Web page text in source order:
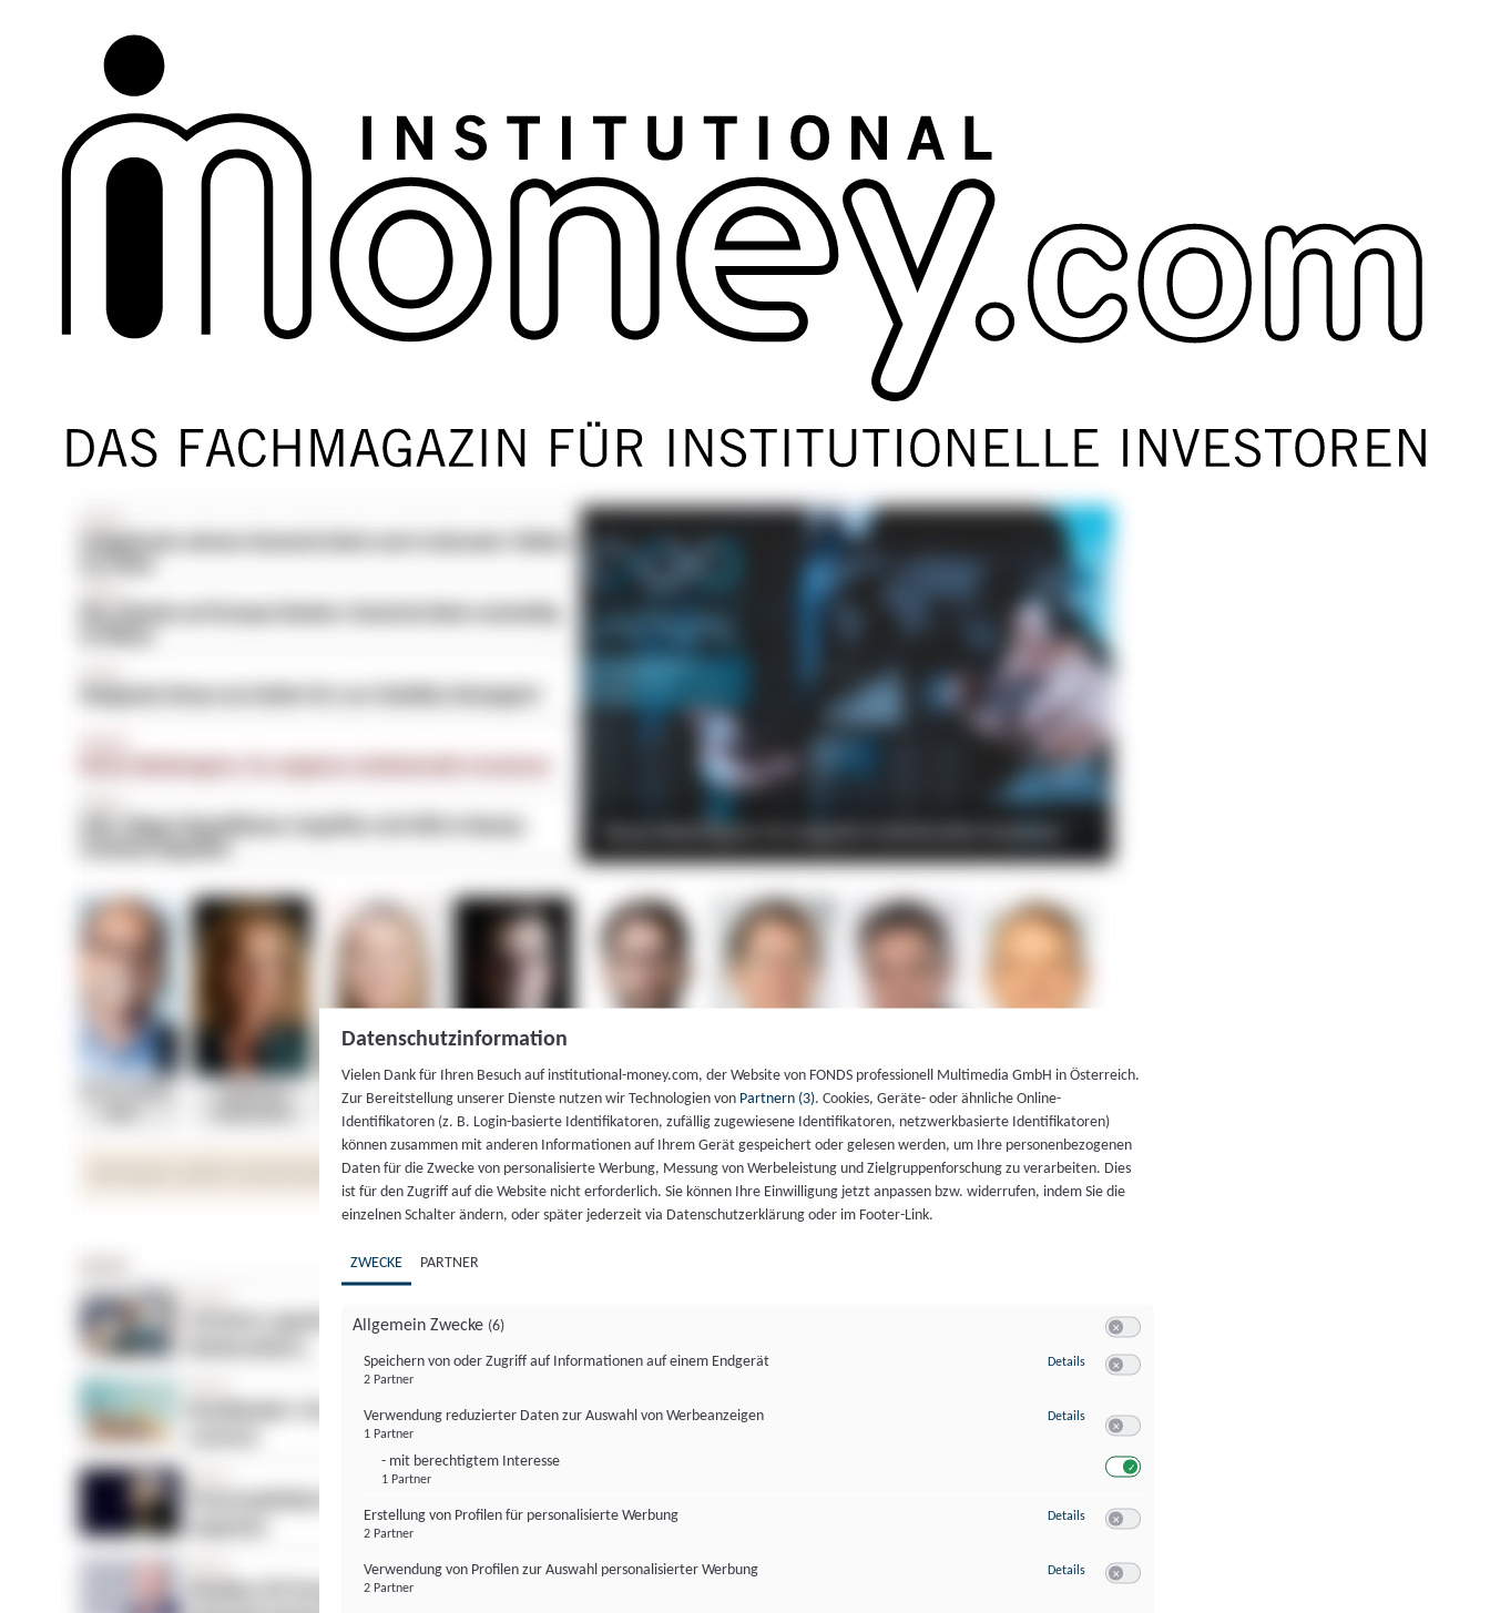
Datenschutzinformation
Vielen Dank für Ihren Besuch auf institutional-money.com, der Website von FONDS professionell Multimedia GmbH in Österreich.
Zur Bereitstellung unserer Dienste nutzen wir Technologien von Partnern (3). Cookies, Geräte- oder ähnliche Online-
Identifikatoren (z. B. Login-basierte Identifikatoren, zufällig zugewiesene Identifikatoren, netzwerkbasierte Identifikatoren)
können zusammen mit anderen Informationen auf Ihrem Gerät gespeichert oder gelesen werden, um Ihre personenbezogenen
Daten für die Zwecke von personalisierte Werbung, Messung von Werbeleistung und Zielgruppenforschung zu verarbeiten. Dies
ist für den Zugriff auf die Website nicht erforderlich. Sie können Ihre Einwilligung jetzt anpassen bzw. widerrufen, indem Sie die
einzelnen Schalter ändern, oder später jederzeit via Datenschutzerklärung oder im Footer-Link.
ZWECKE PARTNER
Allgemein Zwecke (6)
Speichern von oder Zugriff auf Informationen auf einem Endgerät
2 Partner
Details zu Speichern von oder Zugriff auf Informationen auf einem Endgerät
Verwendung reduzierter Daten zur Auswahl von Werbeanzeigen
1 Partner
- mit berechtigtem Interesse
1 Partner
Details zu Verwendung reduzierter Daten zur Auswahl von Werbeanzeigen
Erstellung von Profilen für personalisierte Werbung
2 Partner
Details zu Erstellung von Profilen für personalisierte Werbung
Verwendung von Profilen zur Auswahl personalisierter Werbung
2 Partner
Details zu Verwendung von Profilen zur Auswahl personalisierter Werbung